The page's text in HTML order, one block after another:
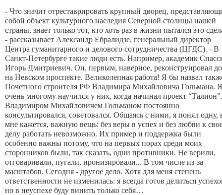
- Что значит отреставрировать крупный дворец,
собой объект культурного наследия Северной столицы нашей
страны, знает только тот, кто хоть раз в жизни пытался это
- рассказывает Александр Ебралидзе, генеральный директор
Центра гуманитарного и делового сотрудничества (ЦГДС). - В
Санкт-Петербурге такие люди есть. Например, академик
Игорь Дмитриевич. Он, первым, наверное, реконструировал
на Невском проспекте. Великолепная работа! Я бы назвал
Почетного строителя РФ Владимира Михайловича Гольмана. Я
очень многому научился у них, когда начинал проект
Владимиром Михайловичем Гольманом постоянно
консультировался, советовался. Общаясь с ними, я понял одну,
мне кажется, важную вещь: без веры в успех и без любви к
делу работать невозможно. Их пример и поддержка были
особенно важны потому, что на первых порах среди моих
сторонников были, так сказать, одни противники. Не верили,
отговаривали, пугали, иронизировали... В том числе из-за
масштабов. Сегодня - другое дело. Хотя для меня степень
ответственности не изменилась: я всегда готов делиться
но в неуспехе буду винить только себя…